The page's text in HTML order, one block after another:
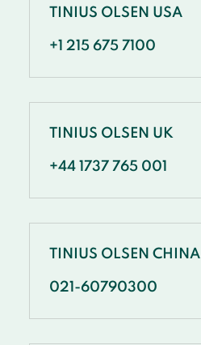
TINIUS OLSEN USA
+1 215 675 7100
TINIUS OLSEN UK
+44 1737 765 001
TINIUS OLSEN CHINA
021-60790300